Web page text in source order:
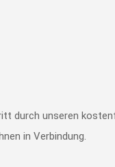
durch unseren
in Verbindung.